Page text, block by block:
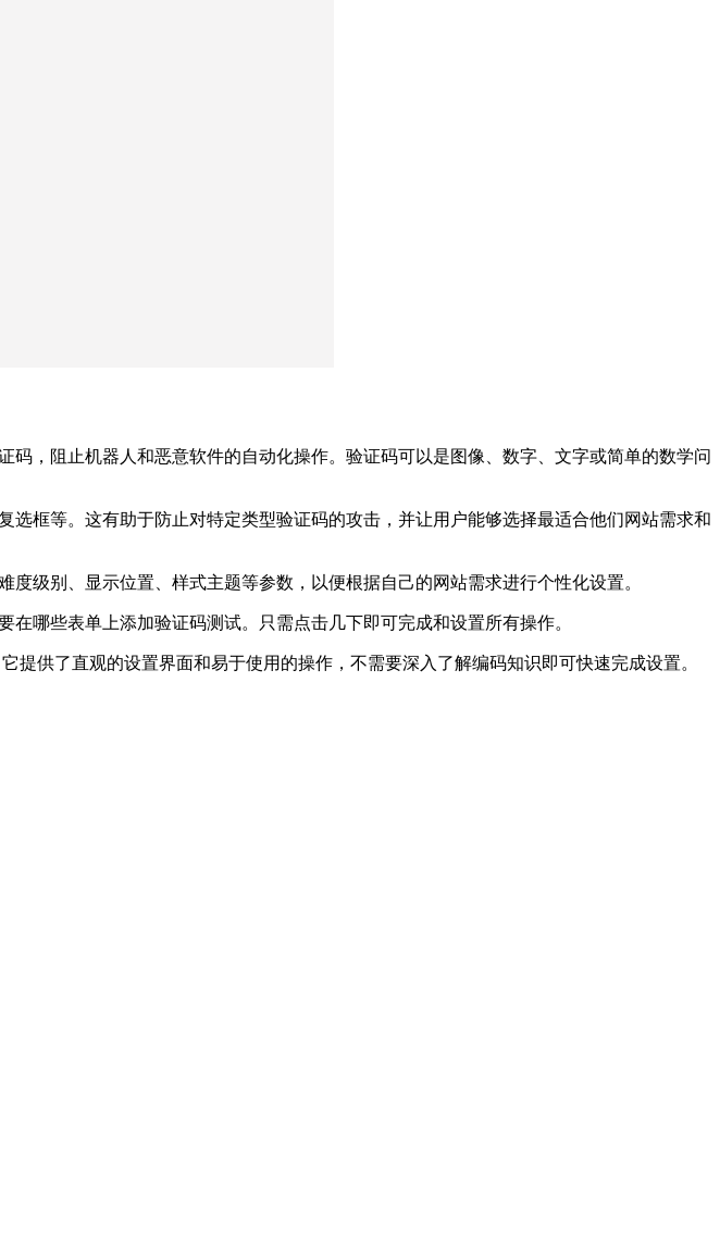
，阻止机器人和恶意软件的自动化操作。验证码可以是图像、数字、文字或简单的数学问
框等。这有助于防止对特定类型验证码的攻击，并让用户能够选择最适合他们网站需求和
级别、显示位置、样式主题等参数，以便根据自己的网站需求进行个性化设置。
哪些表单上添加验证码测试。只需点击几下即可完成和设置所有操作。
提供了直观的设置界面和易于使用的操作，不需要深入了解编码知识即可快速完成设置。